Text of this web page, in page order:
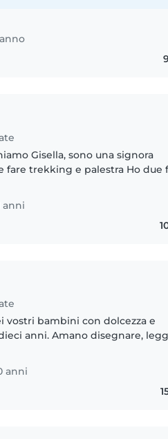
Gisella, sono una signora
fare trekking e palestra Ho due
anni
vostri bambini con dolcezza e
anni. Amano disegnare,
anni